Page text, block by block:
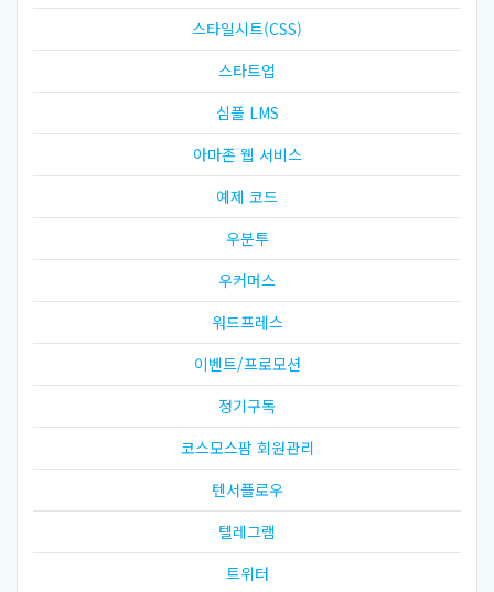
스타일시트(CSS)
스타트업
심플 LMS
아마존 웹 서비스
예제 코드
우분투
우커머스
워드프레스
이벤트/프로모션
정기구독
코스모스팜 회원관리
텐서플로우
텔레그램
트위터